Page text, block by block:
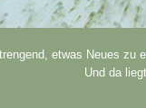
etwas Neues zu
Und da